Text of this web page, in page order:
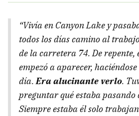
“Vivía en Canyon Lake y
todos los días camino al
de la carretera 74. De repente,
empezó a aparecer,
día.Era alucinante verlo.
preguntar qué estaba pasando
Siempre estaba él solo